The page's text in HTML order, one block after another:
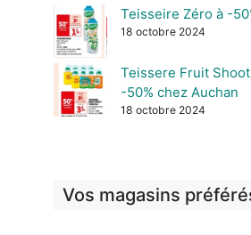
Teisseire Zéro à -
18 octobre 2024
Teissere Fruit
-50% chez Auchan
18 octobre 2024
Vos magasins